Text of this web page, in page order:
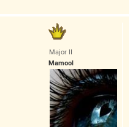
n
m
Major II
Mamool